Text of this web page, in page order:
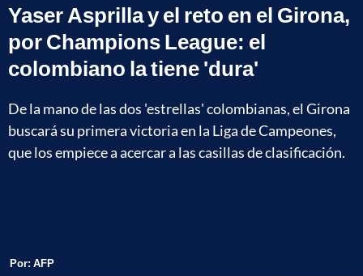
Yaser Asprilla y el reto en el Girona,
por Champions League: el
colombiano la tiene 'dura'
De la mano de las dos 'estrellas' colombianas, el Girona
buscará su primera victoria en la Liga de Campeones,
que los empiece a acercar a las casillas de clasificación.
Por: AFP